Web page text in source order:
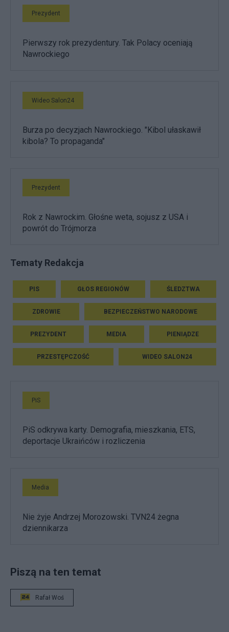
Prezydent
Pierwszy rok prezydentury. Tak Polacy oceniają
Nawrockiego
Wideo Salon24
Burza po decyzjach Nawrockiego. "Kibol ułaskawił
kibola? To propaganda"
Prezydent
Rok z Nawrockim. Głośne weta, sojusz z USA i
powrót do Trójmorza
Tematy Redakcja
PIS GŁOS REGIONÓW ŚLEDZTWA
ZDROWIE BEZPIECZEŃSTWO NARODOWE
PREZYDENT MEDIA PIENIĄDZE
PRZESTĘPCZOŚĆ WIDEO SALON24
PiS
PiS odkrywa karty. Demografia, mieszkania, ETS,
deportacje Ukraińców i rozliczenia
Media
Nie żyje Andrzej Morozowski. TVN24 żegna
dziennikarza
Piszą na ten temat
Rafał Woś